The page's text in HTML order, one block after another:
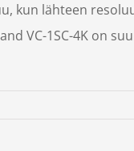
kun lähteen
VC-1SC-4K on